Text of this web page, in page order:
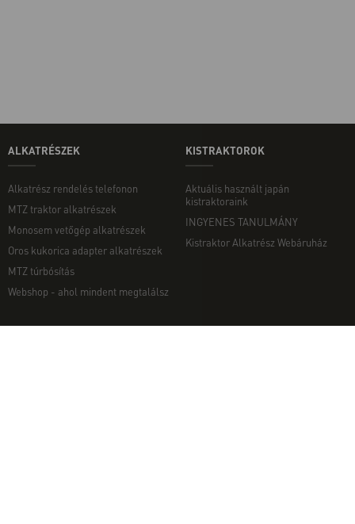
ALKATRÉSZEK
Alkatrész rendelés telefonon
MTZ traktor alkatrészek
Monosem vetőgép alkatrészek
Oros kukorica adapter alkatrészek
MTZ túrbósítás
Webshop - ahol mindent megtalálsz
KISTRAKTOROK
Aktuális használt japán
kistraktoraink
INGYENES TANULMÁNY
Kistraktor Alkatrész Webáruház